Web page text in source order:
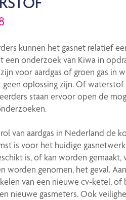
kunnen het gasnet relatief
een onderzoek van Kiwa in
voor aardgas of groen gas in
oplossing zijn. Of
staan ervoor open de
van aardgas in Nederland de
is voor het huidige
is, of kan worden
worden genomen, het geval.
van een nieuwe cv-ketel,
nieuwe gasmeters. Ook